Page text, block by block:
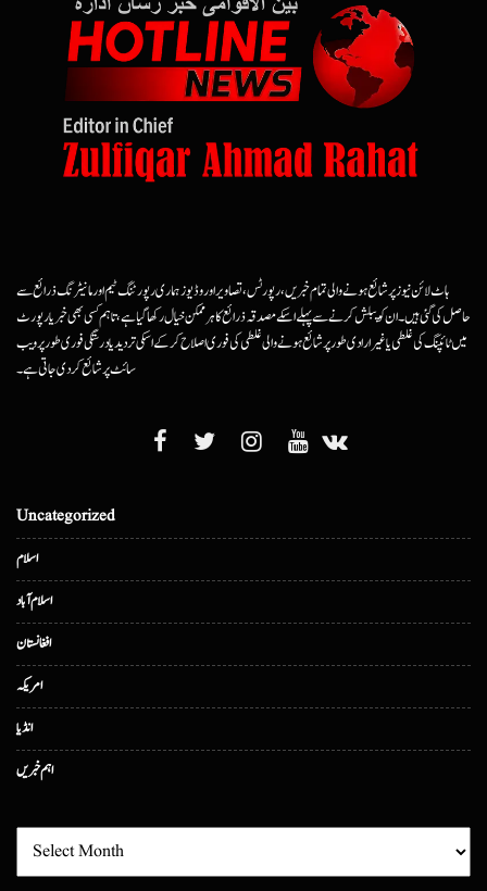
ہاٹ لائن نیوز پر شائع ہونے والی تمام خبریں، رپورٹس، تصاویر اور وڈیوز ہماری رپورٹنگ ٹیم اور مانیٹرنگ ذرائع سے
حاصل کی گئی ہیں۔ ان کو پبلش کرنے سے پہلے اسکے مصدقہ ذرائع کا ہرممکن خیال رکھا گیا ہے، تاہم کسی بھی خبر یا رپورٹ
میں ٹائپنگ کی غلطی یا غیرارادی طور پر شائع ہونے والی غلطی کی فوری اصلاح کرکے اسکی تردید یا درستگی فوری طور پر ویب
سائٹ پر شائع کردی جاتی ہے۔
Uncategorized
اسلام
اسلام آباد
افغانستان
امریکہ
انڈیا
اہم خبریں